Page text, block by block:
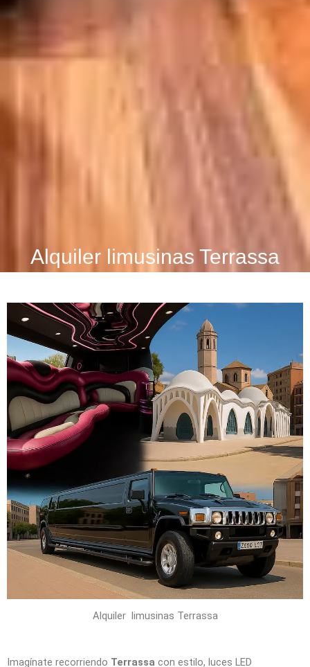
Alquiler limusinas Terrassa
Alquiler limusinas Terrassa
Imagínate recorriendo Terrassa con estilo, luces LED